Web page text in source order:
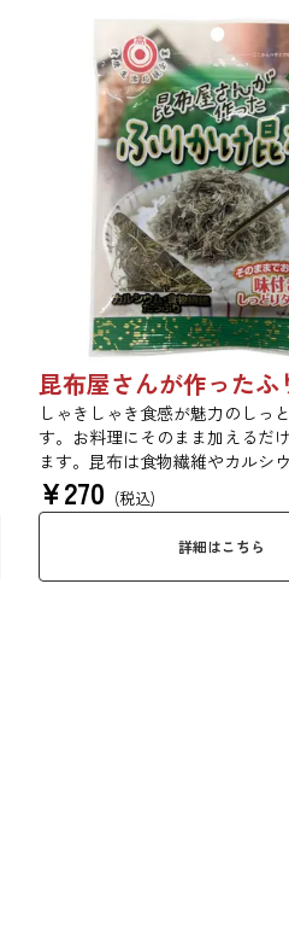
しゃきしゃき食感が魅力のしっ
す。お料理にそのまま加えるだ
ます。昆布は食物繊維やカルシ
んでいるため、バランスのとれ
にお使いいただけます。
¥270 (税込)
詳細はこちら